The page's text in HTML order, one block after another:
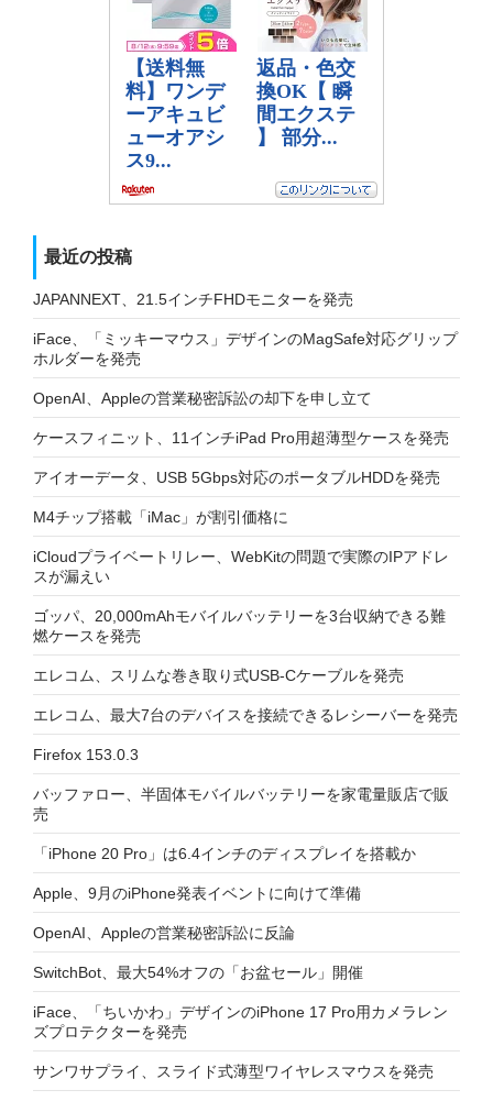
最近の投稿
JAPANNEXT、21.5インチFHDモニターを発売
iFace、「ミッキーマウス」デザインのMagSafe対応グリップ
ホルダーを発売
OpenAI、Appleの営業秘密訴訟の却下を申し立て
ケースフィニット、11インチiPad Pro用超薄型ケースを発売
アイオーデータ、USB 5Gbps対応のポータブルHDDを発売
M4チップ搭載「iMac」が割引価格に
iCloudプライベートリレー、WebKitの問題で実際のIPアドレ
スが漏えい
ゴッパ、20,000mAhモバイルバッテリーを3台収納できる難
燃ケースを発売
エレコム、スリムな巻き取り式USB-Cケーブルを発売
エレコム、最大7台のデバイスを接続できるレシーバーを発売
Firefox 153.0.3
バッファロー、半固体モバイルバッテリーを家電量販店で販
売
「iPhone 20 Pro」は6.4インチのディスプレイを搭載か
Apple、9月のiPhone発表イベントに向けて準備
OpenAI、Appleの営業秘密訴訟に反論
SwitchBot、最大54%オフの「お盆セール」開催
iFace、「ちいかわ」デザインのiPhone 17 Pro用カメラレン
ズプロテクターを発売
サンワサプライ、スライド式薄型ワイヤレスマウスを発売